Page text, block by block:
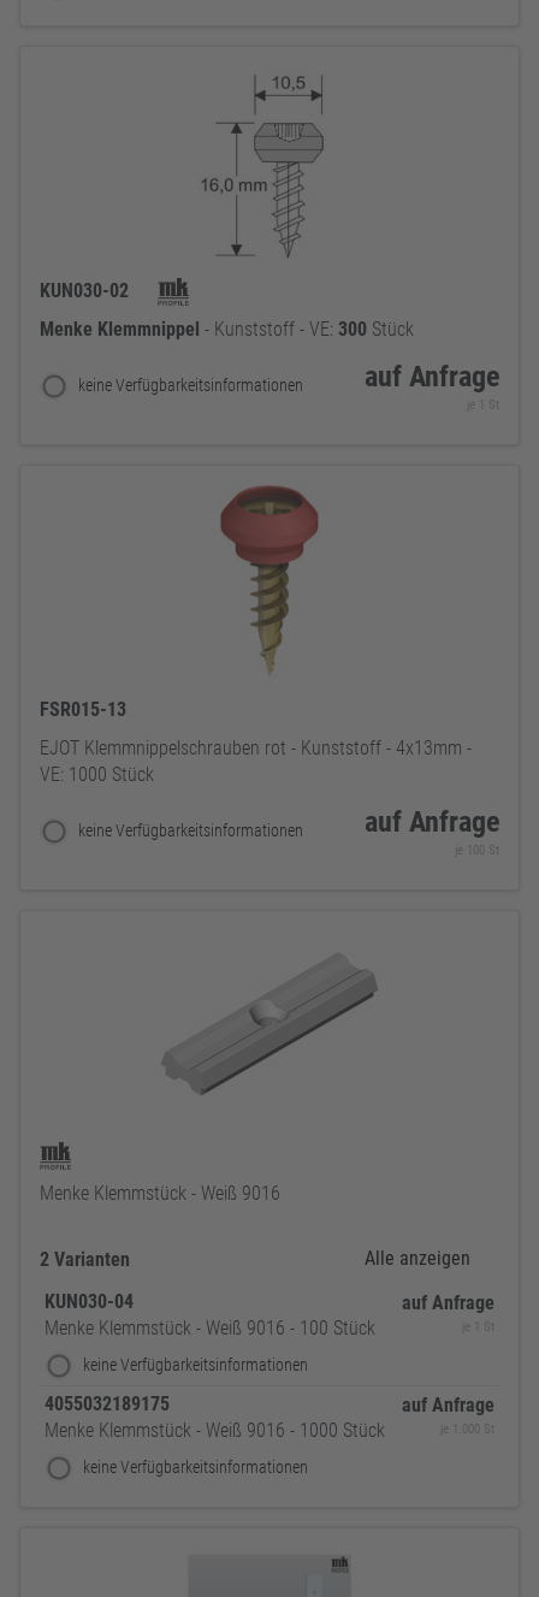
KUN030-02
Menke Klemmnippel - Kunststoff - VE: 300 Stück
keine Verfügbarkeitsinformationen auf Anfrage
je 1 St
FSR015-13
EJOT Klemmnippelschrauben rot - Kunststoff - 4x13mm -
VE: 1000 Stück
keine Verfügbarkeitsinformationen auf Anfrage
je 100 St
Menke Klemmstück - Weiß 9016
2 Varianten
Alle anzeigen
KUN030-04
Menke Klemmstück - Weiß 9016 - 100 Stück
keine Verfügbarkeitsinformationen
auf Anfrage
je 1 St
4055032189175
Menke Klemmstück - Weiß 9016 - 1000 Stück
keine Verfügbarkeitsinformationen
auf Anfrage
je 1.000 St